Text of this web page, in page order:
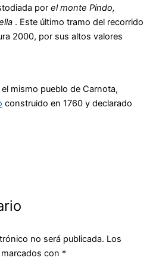
por el monte Pindo,
. Este último tramo del recorrido
2000, por sus altos valores
mismo pueblo de Carnota,
construido en 1760 y declarado
no será publicada. Los
con *